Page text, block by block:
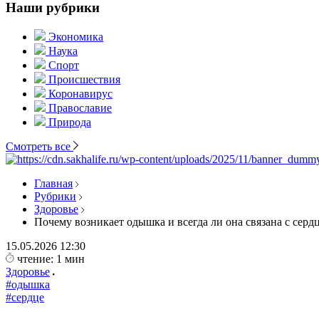
Наши рубрики
Экономика
Наука
Спорт
Происшествия
Коронавирус
Православие
Природа
Смотреть все
Главная
Рубрики
Здоровье
Почему возникает одышка и всегда ли она связана с
15.05.2026 12:30
чтение: 1 мин
Здоровье
#одышка
#сердце